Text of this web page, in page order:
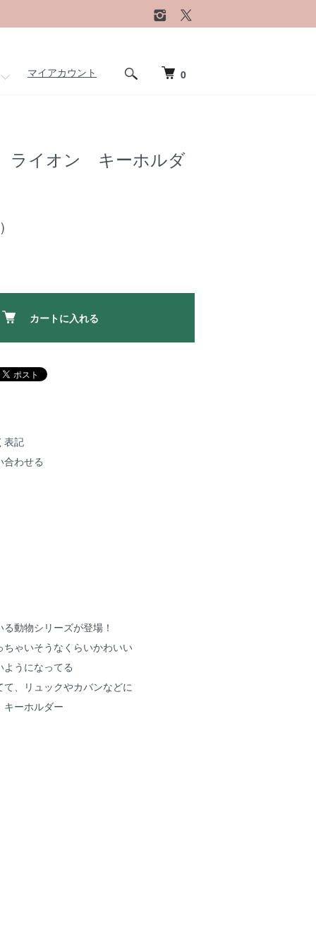
マイアカウント 0
ライオン キーホルダ
カートに入れる
表記
合わせる
動物シリーズが登場！
ちゃいそうなくらいかわいい
うになってる
、リュックやカバンなどに
キーホルダー